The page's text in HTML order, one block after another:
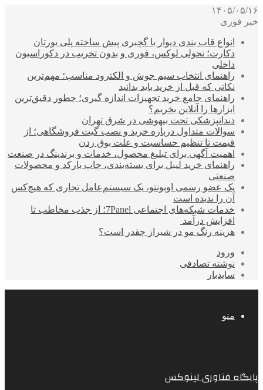
۱۴۰۵/۰۵/۱۶
خبر فوری
انواع قاب بندی دیوار با گچبری پیش ساخته پلی یورتان
دکارت؛ تحولی لوکس، فوری و بدون تخریب در دکوراسیون
داخلی
راهنمای انتخاب سیم جوش و الکترود مناسب؛ مهم‌ترین
نکاتی که قبل از خرید باید بدانید
راهنمای جامع خرید تجهیزات اندازه گیری؛ چطور دقیق‌ترین
ابزارها را آنلاین بخریم؟
دندانپزشکی تحت بیهوشی در شرق تهران
سوالات متداول درباره خرید و نصب گیت فروشگاهی؛ از
قیمت تا تنظیم حساسیت و علت بوق زدن
اهمیت آگهی برای تبلیغ محصول، خدمات و برندینگ در صنعت
راهنمای خرید لیبل برای بسته‌بندی، چاپ بارکد و محصولات
صنعتی
یک عضو رسمی اوبونتو، یک سیستم‌عامل تجاری که هیچ‌کس
آن را ندیده است
خدمات شبکه‌های اجتماعی 7Panel؛ از جذب مخاطب تا
افزایش درآمد
هزینه رنگ مو در شیراز چقدر است؟
ورود
نوشته تصادفی
سایدبار
منو
پایگاه فناوری لینوکس